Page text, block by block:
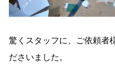
驚くスタッフに、ご依頼者
ださいました。